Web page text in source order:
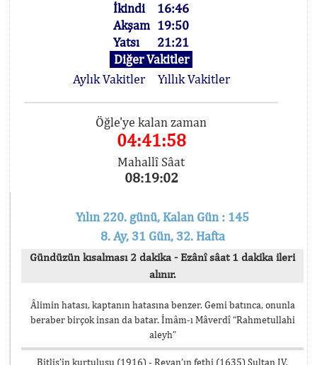
İkindi
16:46
Akşam 19:50
Yatsı
21:21
Diğer Vakitler
Aylık Vakitler
Yıllık Vakitler
Öğle'ye kalan zaman
04:41:58
Mahallî Sâat
08:19:02
Yılın 220. günü, Kalan Gün : 145
8. Ay, 31 Gün, 32. Hafta
Gündüzün kısalması 2 dakika - Ezânî sâat 1 dakika ileri
alınır.
Âlimin hatası, kaptanın hatasına benzer. Gemi batınca, onunla
beraber birçok insan da batar. İmâm-ı Mâverdî “Rahmetullahi
aleyh”
Bitlis’in kurtuluşu (1916) - Revan’ın fethi (1635) Sultan IV.